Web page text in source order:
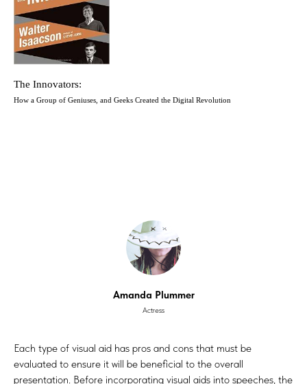
The Innovators:
How a Group of Geniuses, and Geeks Created the Digital Revolution
Amanda Plummer
Actress
Each type of visual aid has pros and cons that must be
evaluated to ensure it will be beneficial to the overall
presentation. Before incorporating visual aids into speeches, the